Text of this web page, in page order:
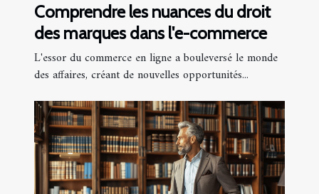
Comprendre les nuances du droit
des marques dans l'e-commerce
L'essor du commerce en ligne a bouleversé le monde
des affaires, créant de nouvelles opportunités...